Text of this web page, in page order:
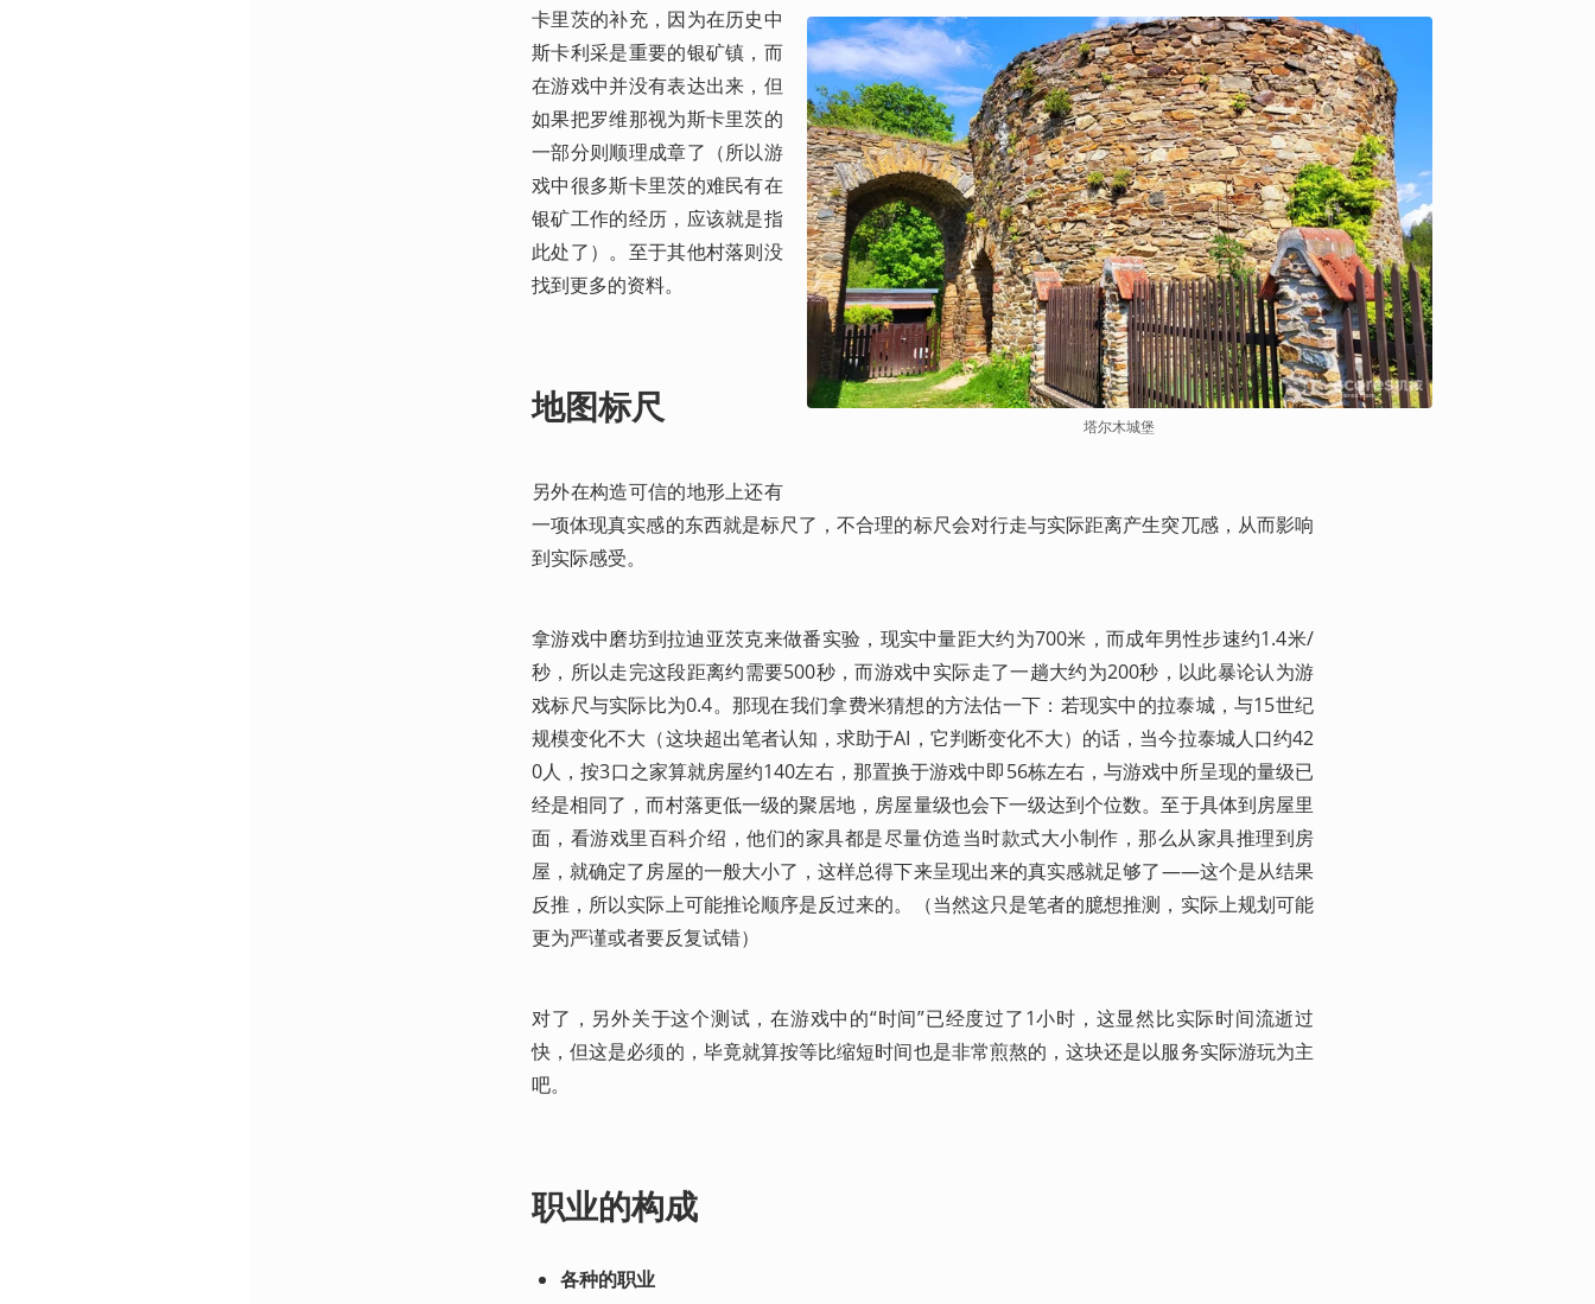
塔尔木城堡
卡里茨的补充，因为在历史中
斯卡利采是重要的银矿镇，而
在游戏中并没有表达出来，但
如果把罗维那视为斯卡里茨的
一部分则顺理成章了（所以游
戏中很多斯卡里茨的难民有在
银矿工作的经历，应该就是指
此处了）。至于其他村落则没
找到更多的资料。
地图标尺
另外在构造可信的地形上还有
一项体现真实感的东西就是标尺了，不合理的标尺会对行走与实际距离产生突兀感，从而影响
到实际感受。
拿游戏中磨坊到拉迪亚茨克来做番实验，现实中量距大约为700米，而成年男性步速约1.4米/
秒，所以走完这段距离约需要500秒，而游戏中实际走了一趟大约为200秒，以此暴论认为游
戏标尺与实际比为0.4。那现在我们拿费米猜想的方法估一下：若现实中的拉泰城，与15世纪
规模变化不大（这块超出笔者认知，求助于AI，它判断变化不大）的话，当今拉泰城人口约42
0人，按3口之家算就房屋约140左右，那置换于游戏中即56栋左右，与游戏中所呈现的量级已
经是相同了，而村落更低一级的聚居地，房屋量级也会下一级达到个位数。至于具体到房屋里
面，看游戏里百科介绍，他们的家具都是尽量仿造当时款式大小制作，那么从家具推理到房
屋，就确定了房屋的一般大小了，这样总得下来呈现出来的真实感就足够了——这个是从结果
反推，所以实际上可能推论顺序是反过来的。（当然这只是笔者的臆想推测，实际上规划可能
更为严谨或者要反复试错）
对了，另外关于这个测试，在游戏中的“时间”已经度过了1小时，这显然比实际时间流逝过
快，但这是必须的，毕竟就算按等比缩短时间也是非常煎熬的，这块还是以服务实际游玩为主
吧。
职业的构成
各种的职业